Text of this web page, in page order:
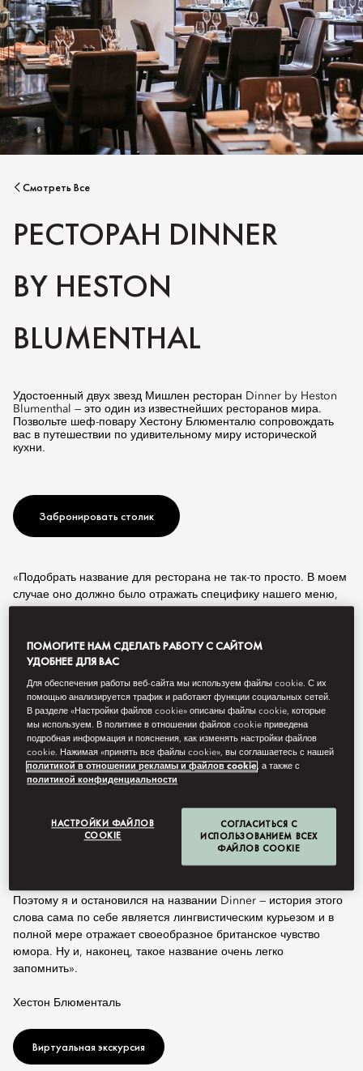
Смотреть Все
РЕСТОРАН DINNER
BY HESTON
BLUMENTHAL
Удостоенный двух звезд Мишлен ресторан Dinner by Heston
Blumenthal — это один из известнейших ресторанов мира.
Позвольте шеф-повару Хестону Блюменталю сопровождать
вас в путешествии по удивительному миру исторической
кухни.
Забронировать столик
«Подобрать название для ресторана не так-то просто. В моем
случае оно должно было отражать специфику нашего меню,
Сейчас dinner — это скорее ужин, а в старину это был
основной прием пищи, то, что мы сейчас называем обедом.
Dinner ели в разгар дня. Однако со временем свечи стали
дешеветь, а позднее появились и газовые лампы,
обеспечившие доступное искусственное освещение. В связи с
этим к середине XIX столетия время «dinner» ощутимо
сдвинулось. Городские рабочие брали с собой lunch, то есть
обеденный перекус, и плотно ужинали около пяти часов
основной прием пищи по-прежнему приходился на полдень.
Даже сейчас на Британских островах dinner подают то в
обеденное время, то вечером, а то и вовсе на ночь!
Поэтому я и остановился на названии Dinner — история этого
слова сама по себе является лингвистическим курьезом и в
полной мере отражает своеобразное британское чувство
юмора. Ну и, наконец, такое название очень легко
запомнить».
Хестон Блюменталь
Виртуальная экскурсия
ПОМОГИТЕ НАМ СДЕЛАТЬ РАБОТУ С САЙТОМ
УДОБНЕЕ ДЛЯ ВАС
Для обеспечения работы веб-сайта мы используем файлы cookie. С их
помощью анализируется трафик и работают функции социальных сетей.
В разделе «Настройки файлов cookie» описаны файлы cookie, которые
мы используем. В политике в отношении файлов cookie приведена
подробная информация и пояснения, как изменять настройки файлов
cookie. Нажимая «принять все файлы cookie», вы соглашаетесь с нашей
политикой в отношении рекламы и файлов cookie, а также с
политикой конфиденциальности
НАСТРОЙКИ ФАЙЛОВ
COOKIE
СОГЛАСИТЬСЯ С
ИСПОЛЬЗОВАНИЕМ ВСЕХ
ФАЙЛОВ COOKIE